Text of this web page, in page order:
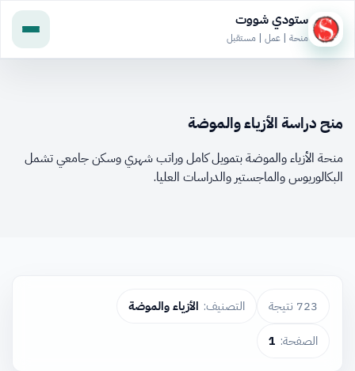
ستودي شووت
منحة | عمل | مستقبل
منح دراسة الأزياء والموضة
منحة الأزياء والموضة بتمويل كامل وراتب شهري وسكن جامعي تشمل
البكالوريوس والماجستير والدراسات العليا.
723 نتيجة التصنيف: الأزياء والموضة
الصفحة: 1